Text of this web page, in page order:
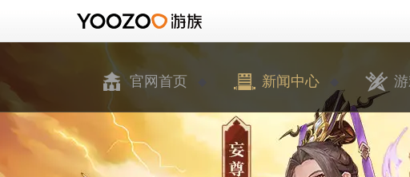
官网首页 新闻中心